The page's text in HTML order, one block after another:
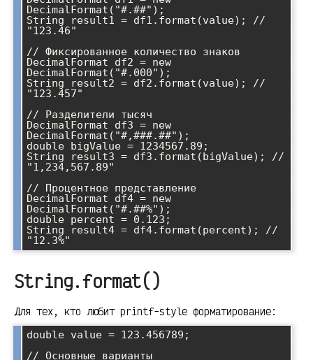
DecimalFormat("#.##");
String result1 = df1.format(value); //
"123.46"
// Фиксированное количество знаков
DecimalFormat df2 = new
DecimalFormat("#.000");
String result2 = df2.format(value); //
"123.457"
// Разделители тысяч
DecimalFormat df3 = new
DecimalFormat("#,###.##");
double bigValue = 1234567.89;
String result3 = df3.format(bigValue); //
"1,234,567.89"
// Процентное представление
DecimalFormat df4 = new
DecimalFormat("#.##%");
double percent = 0.123;
String result4 = df4.format(percent); //
String.format()
Для тех, кто любит printf-style форматирование:
double value = 123.456789;
// Основные варианты